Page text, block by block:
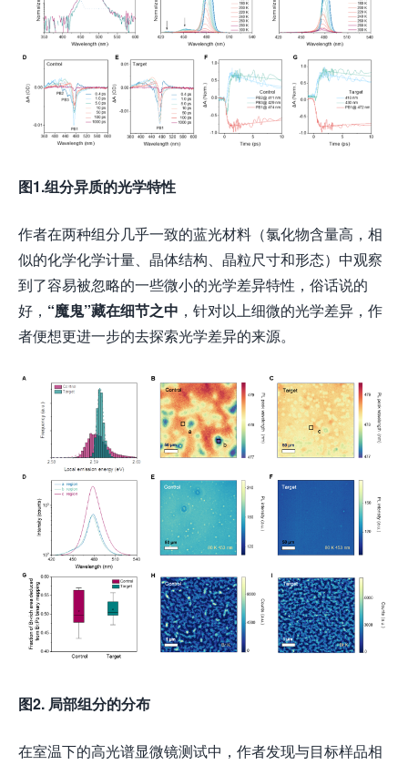
图1.组分异质的光学特性
作者在两种组分几乎一致的蓝光材料（氯化物含量高，相
似的化学化学计量、晶体结构、晶粒尺寸和形态）中观察
到了容易被忽略的一些微小的光学差异特性，俗话说的
好， “魔鬼”藏在细节之中 ，针对以上细微的光学差异，作
者便想更进一步的去探索光学差异的来源。
图2. 局部组分的分布
在室温下的高光谱显微镜测试中，作者发现与目标样品相